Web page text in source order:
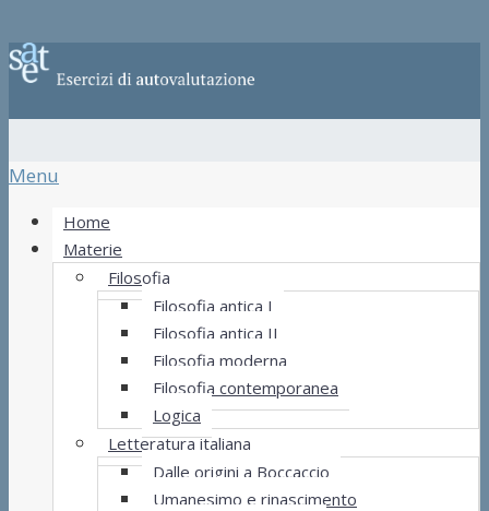
Menu
Home
Materie
Filosofia
Filosofia antica I
Filosofia antica II
Filosofia moderna
Filosofia contemporanea
Logica
Letteratura italiana
Dalle origini a Boccaccio
Umanesimo e rinascimento